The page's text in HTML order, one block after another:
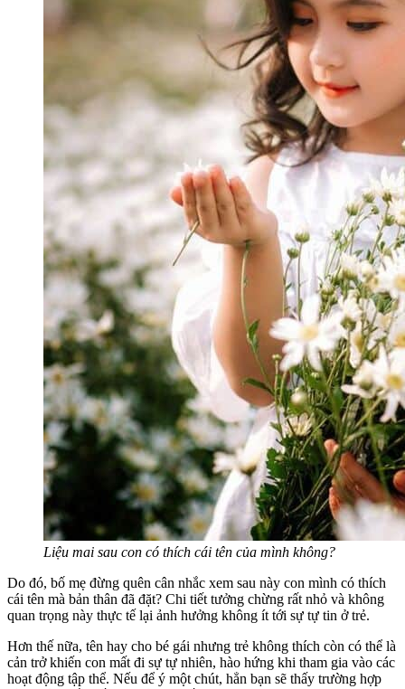
Liệu mai sau con có thích cái tên của mình không?
Do đó, bố mẹ đừng quên cân nhắc xem sau này con mình có thích
cái tên mà bản thân đã đặt? Chi tiết tưởng chừng rất nhỏ và không
quan trọng này thực tế lại ảnh hưởng không ít tới sự tự tin ở trẻ.
Hơn thế nữa, tên hay cho bé gái nhưng trẻ không thích còn có thể là
cản trở khiến con mất đi sự tự nhiên, hào hứng khi tham gia vào các
hoạt động tập thể. Nếu để ý một chút, hẳn bạn sẽ thấy trường hợp